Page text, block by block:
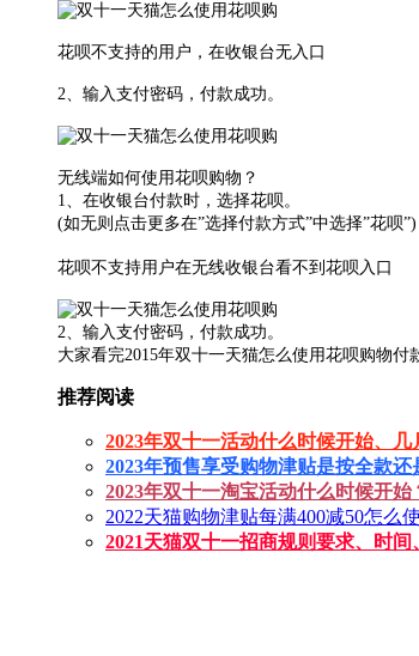
花呗不支持的用户，在收银台无入口
2、输入支付密码，付款成功。
无线端如何使用花呗购物？
1、在收银台付款时，选择花呗。
(如无则点击更多在”选择付款方式”中选择”花呗”)
花呗不支持用户在无线收银台看不到花呗入口
2、输入支付密码，付款成功。
大家看完2015年双十一天猫怎么使用花呗购物
推荐阅读
2023年双十一活动什么时候开始、几
2023年预售享受购物津贴是按全款还
2023年双十一淘宝活动什么时候开始
2022天猫购物津贴每满400减50怎么
2021天猫双十一招商规则要求、时间